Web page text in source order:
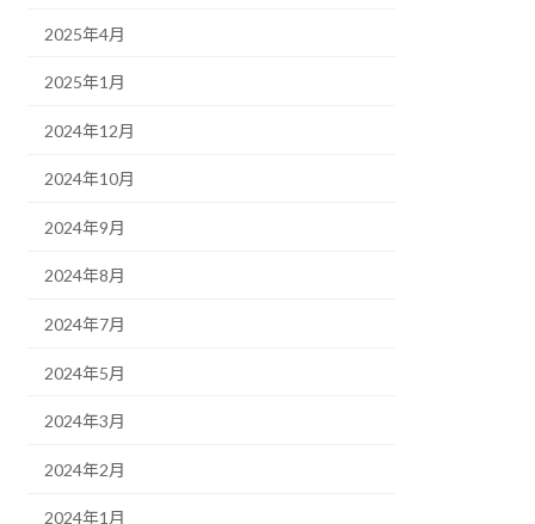
2025年4月
2025年1月
2024年12月
2024年10月
2024年9月
2024年8月
2024年7月
2024年5月
2024年3月
2024年2月
2024年1月